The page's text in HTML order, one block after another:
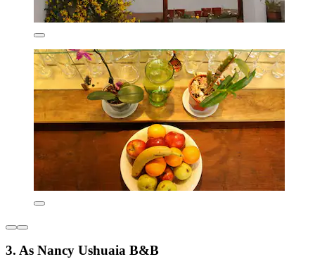
3. As Nancy Ushuaia B&B